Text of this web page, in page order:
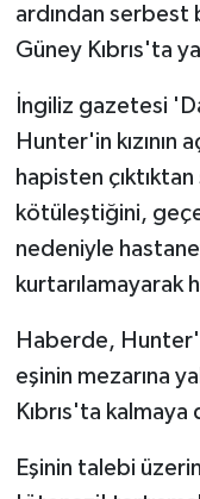
ardından serbest
Güney Kıbrıs'ta
İngiliz gazetesi
Hunter'in kızının
hapisten
kötüleştiğini,
nedeniyle
kurtarılamayarak
Haberde,
eşinin mezarına
Kıbrıs'ta
Eşinin talebi
TATLISU
TİCARET
YAŞAM